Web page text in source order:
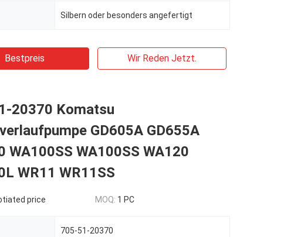
Silbern oder besonders angefertigt
Bestpreis Wir Reden Jetzt.
20370 Komatsu
GD605A GD655A
WA100SS WA100SS WA120
WR11 WR11SS
price MOQ: 1 PC
705-51-20370